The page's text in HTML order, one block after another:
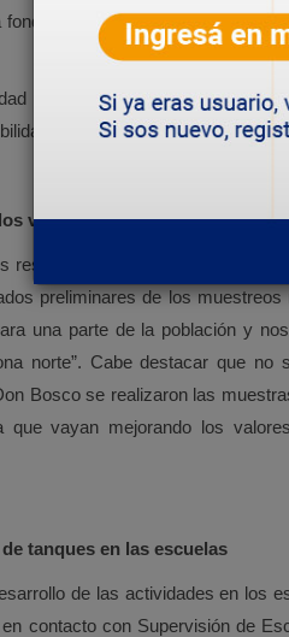
fondo cuales pueden haber sido
se evalúa presentar una
de sabotaje o atentado.
valores son favorables
resultados de los análisis y
preliminares de los
una parte de la población y
norte”. Cabe destacar que
Bosco se realizaron las
que vayan mejorando los
tanques en las escuelas
de las actividades en los
en contacto con Supervisión de